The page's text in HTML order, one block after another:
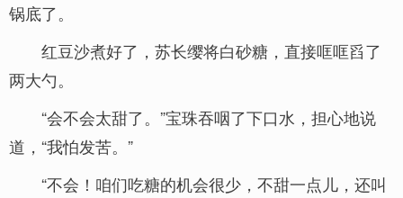
锅底了。
红豆沙煮好了，苏长缨将白砂糖，直接哐哐舀了
两大勺。
“会不会太甜了。”宝珠吞咽了下口水，担心地说
道，“我怕发苦。”
“不会！咱们吃糖的机会很少，不甜一点儿，还叫